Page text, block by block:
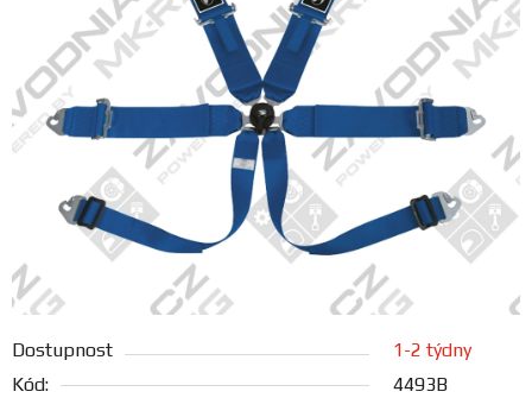
FANOUŠCI
Profil
firmy
Obchodní
podmínky
Doprava
Blog
Dostupnost
1-2 týdny
Kód:
4493B